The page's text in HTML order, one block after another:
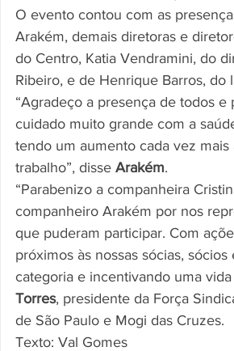
O evento contou com as
Arakém, demais diretoras e
do Centro, Katia Vendramini, do
Ribeiro, e de Henrique Barros, do
“Agradeço a presença de todos
cuidado muito grande com a
tendo um aumento cada vez
trabalho”, disse Arakém.
“Parabenizo a companheira
companheiro Arakém por nos
que puderam participar. Com
próximos às nossas sócias,
categoria e incentivando uma
Torres, presidente da Força
de São Paulo e Mogi das Cruzes.
Texto: Val Gomes